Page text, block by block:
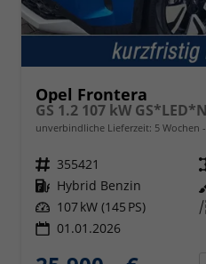
Opel Frontera
unverbindliche Lieferzeit: 5 Wochen
Fahrzeugnr. 355421
Kraftstoff Hybrid Benzin
Leistung 107 kW (145 PS)
01.01.2026